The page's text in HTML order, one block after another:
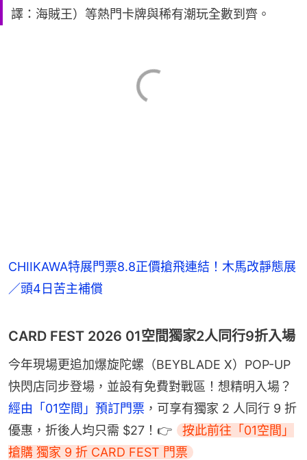
譯：海賊王）等熱門卡牌與稀有潮玩全數到齊。
CHIIKAWA特展門票8.8正價搶飛連結！木馬改靜態展
／頭4日苦主補償
CARD FEST 2026 01空間獨家2人同行9折入場
今年現場更追加爆旋陀螺（BEYBLADE X）POP-UP
快閃店同步登場，並設有免費對戰區！想精明入場？
經由「01空間」預訂門票 ，可享有獨家 2 人同行 9 折
優惠，折後人均只需 $27！👉
按此前往「01空間」
搶購 獨家 9 折 CARD FEST 門票